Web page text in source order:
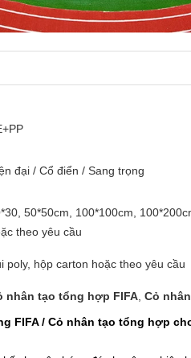
đại / Cổ điển / Sang trọng
50*50cm, 100*100cm,
theo yêu cầu
poly, hộp carton hoặc theo yêu cầu
nhân tạo tổng hợp FIFA Cỏ
FIFA / Cỏ nhân tạo tổng hợp